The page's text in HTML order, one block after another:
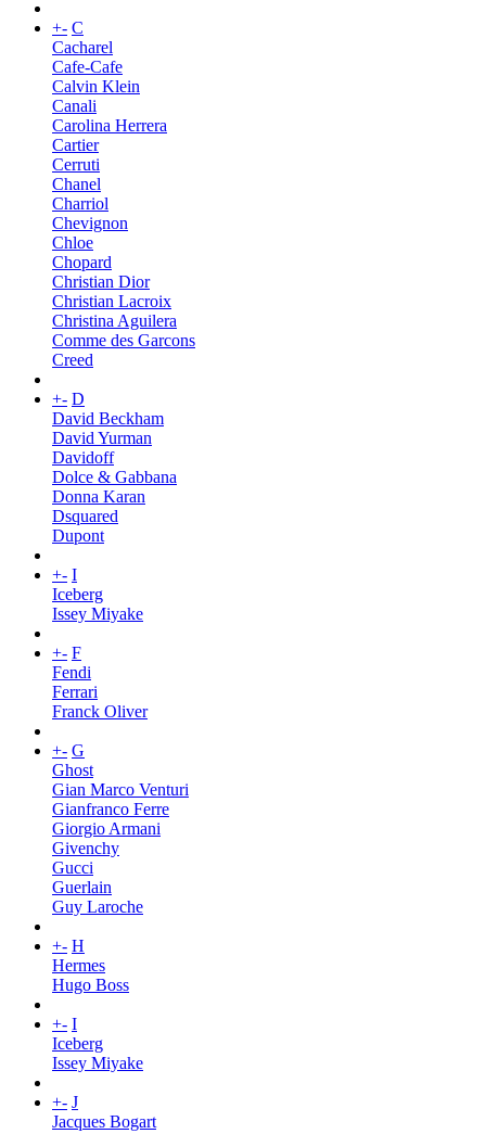
+- C
Cacharel
Cafe-Cafe
Calvin Klein
Canali
Carolina Herrera
Cartier
Cerruti
Chanel
Charriol
Chevignon
Chloe
Chopard
Christian Dior
Christian Lacroix
Christina Aguilera
Comme des Garcons
Creed
+- D
David Beckham
David Yurman
Davidoff
Dolce & Gabbana
Donna Karan
Dsquared
Dupont
+- I
Iceberg
Issey Miyake
+- F
Fendi
Ferrari
Franck Oliver
+- G
Ghost
Gian Marco Venturi
Gianfranco Ferre
Giorgio Armani
Givenchy
Gucci
Guerlain
Guy Laroche
+- H
Hermes
Hugo Boss
+- I
Iceberg
Issey Miyake
+- J
Jacques Bogart